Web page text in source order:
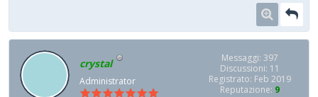
crystal
Administrator
Messaggi: 397
Discussioni: 11
Registrato: Feb 2019
Reputazione: 9